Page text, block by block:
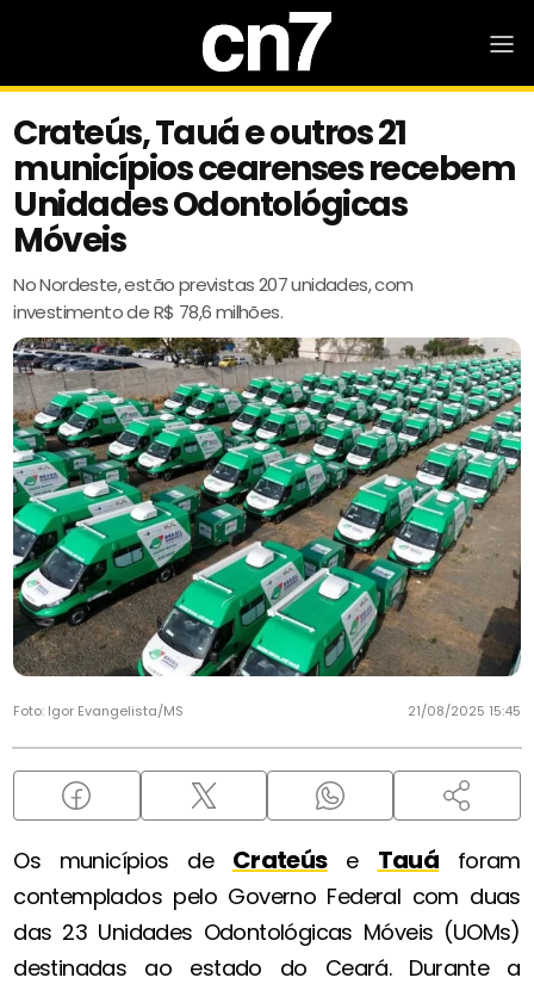
Crateús, Tauá e outros 21
municípios cearenses recebem
Unidades Odontológicas
Móveis
No Nordeste, estão previstas 207 unidades, com
investimento de R$ 78,6 milhões.
Foto: Igor Evangelista/MS 21/08/2025 15:45
Os municípios de Crateúse Tauá foram
contemplados pelo Governo Federal com duas
das 23 Unidades Odontológicas Móveis (UOMs)
destinadas ao estado do Ceará. Durante a